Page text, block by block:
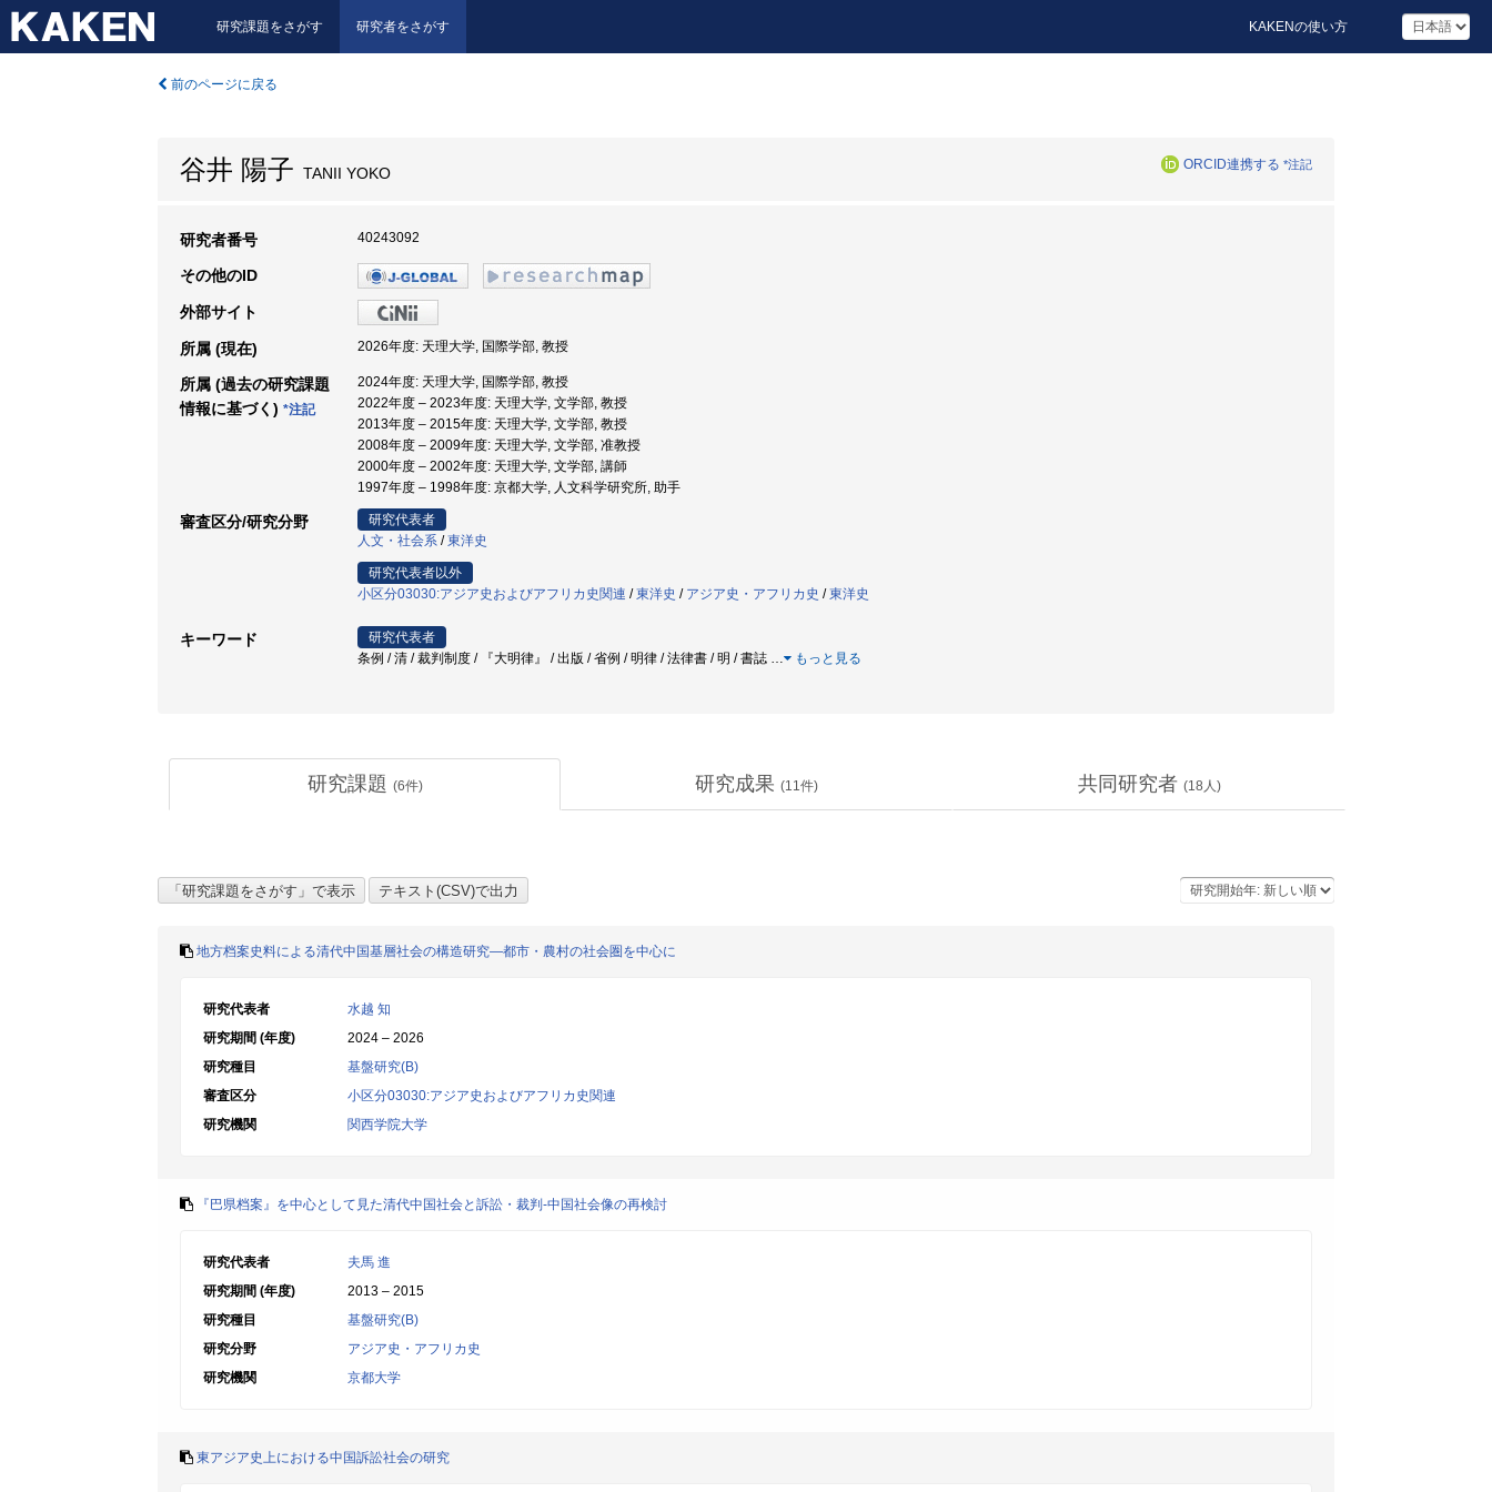
研究課題をさがす 研究者をさがす KAKENの使い方
前のページに戻る
谷井 陽子 TANII YOKO ORCID連携する *注記
研究者番号 40243092
その他のID
外部サイト
所属 (現在) 2026年度: 天理大学, 国際学部, 教授
所属 (過去の研究課題
情報に基づく) *注記
2024年度: 天理大学, 国際学部, 教授
2022年度 – 2023年度: 天理大学, 文学部, 教授
2013年度 – 2015年度: 天理大学, 文学部, 教授
2008年度 – 2009年度: 天理大学, 文学部, 准教授
2000年度 – 2002年度: 天理大学, 文学部, 講師
1997年度 – 1998年度: 京都大学, 人文科学研究所, 助手
審査区分/研究分野
研究代表者
人文・社会系 /東洋史
研究代表者以外
小区分03030:アジア史およびアフリカ史関連 /東洋史 / アジア史・アフリカ史 /東洋史
キーワード
研究代表者
条例 / 清 / 裁判制度 / 『大明律』 / 出版 / 省例 / 明律 / 法律書 / 明 / 書誌 … もっと見る
研究課題 (6件) 研究成果 (11件) 共同研究者 (18 人)
地方档案史料による清代中国基層社会の構造研究―都市・農村の社会圏を中心に
研究代表者
水越 知
研究期間 (年度)
2024 – 2026
研究種目
基盤研究(B)
審査区分
小区分03030:アジア史およびアフリカ史関連
研究機関
関西学院大学
『巴県档案』を中心として見た清代中国社会と訴訟・裁判-中国社会像の再検討
研究代表者
夫馬 進
研究期間 (年度)
2013 – 2015
研究種目
基盤研究(B)
研究分野
アジア史・アフリカ史
研究機関
京都大学
東アジア史上における中国訴訟社会の研究